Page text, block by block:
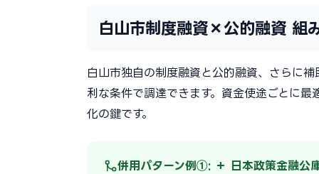
白山市制度融資×公的融資 組
白山市独自の制度融資と公的融資、さらに
利な条件で調達できます。資金使途ごとに
化の鍵です。
併用パターン例①: ＋ 日本政策金融公